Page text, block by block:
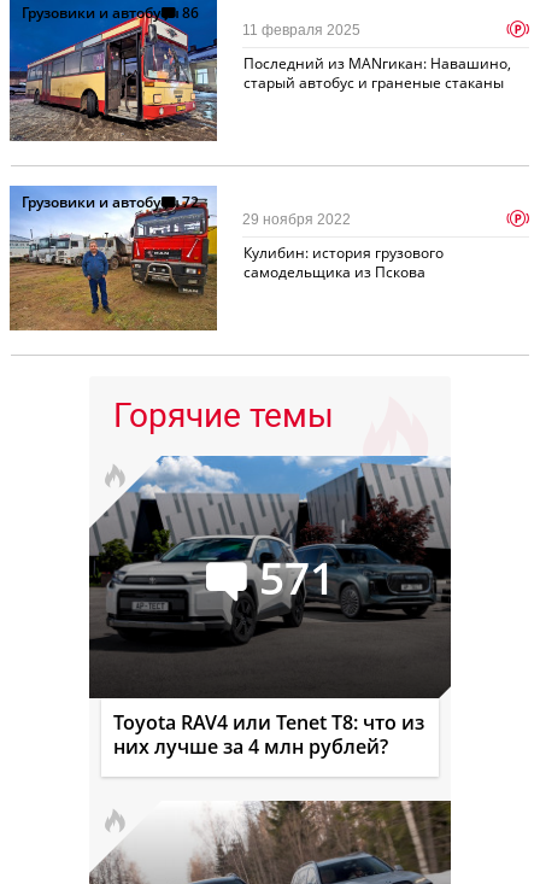
Грузовики и автобусы86
Последний из MANгикан: Навашино,
старый автобус и граненые стаканы
11 февраля 2025 p
Грузовики и автобусы72
Кулибин: история грузового
самодельщика из Пскова
29 ноября 2022 p
Горячие темы
571
Toyota RAV4 или Tenet T8: что из
них лучше за 4 млн рублей?